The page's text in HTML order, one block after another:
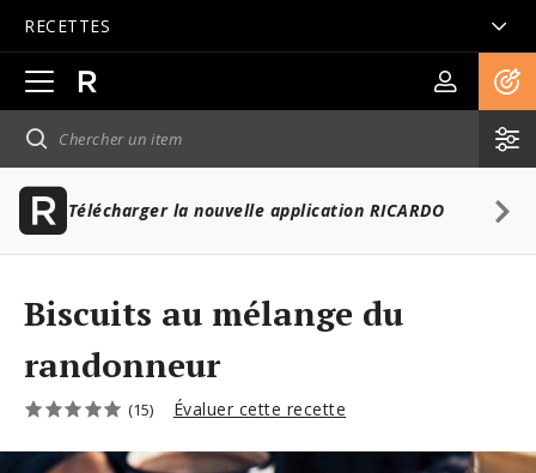
RECETTES
Ouvrir
la
navigation
principale
Télécharger la nouvelle application RICARDO
Biscuits au mélange du
randonneur
(15) Évaluer cette recette